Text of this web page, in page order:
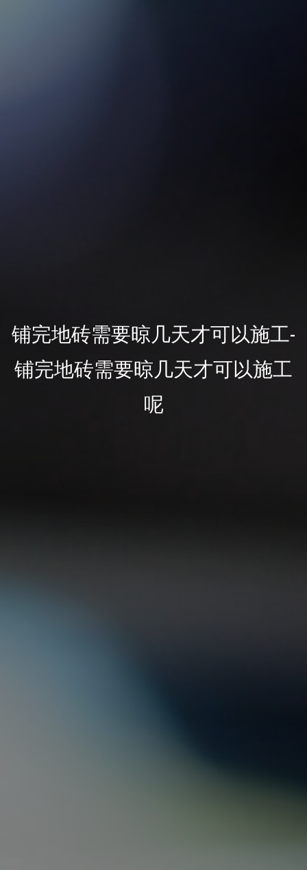
铺完地砖需要晾几天才可以施工-
铺完地砖需要晾几天才可以施工
呢